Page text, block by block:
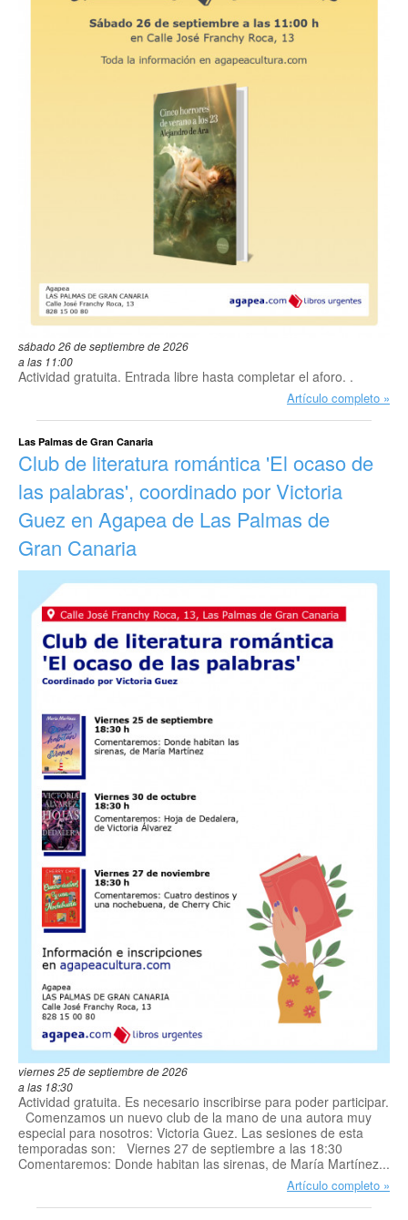
sábado 26 de septiembre de 2026
a las 11:00
Actividad gratuita. Entrada libre hasta completar el aforo. .
Artículo completo
Las Palmas de Gran Canaria
Club de literatura romántica 'El ocaso de
las palabras', coordinado por Victoria
Guez en Agapea de Las Palmas de
Gran Canaria
viernes 25 de septiembre de 2026
a las 18:30
Actividad gratuita. Es necesario inscribirse para poder participar.
Comenzamos un nuevo club de la mano de una autora muy
especial para nosotros: Victoria Guez. Las sesiones de esta
temporadas son: Viernes 27 de septiembre a las 18:30
Comentaremos: Donde habitan las sirenas, de María Martínez...
Artículo completo